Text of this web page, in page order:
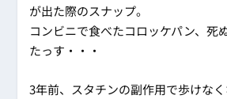
が出た際のスナップ。
コンビニで食べたコロッケパン、死
たっす・・・
3年前、スタチンの副作用で歩けな